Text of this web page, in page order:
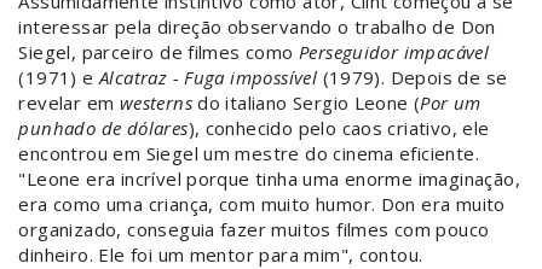
interessar pela direção observando o trabalho de Don
Siegel, parceiro de filmes como Perseguidor impacável
(1971) eAlcatraz - Fuga impossível (1979). Depois de se
revelar em westernsdo italiano Sergio Leone (Por um
punhado de dólares), conhecido pelo caos criativo, ele
encontrou em Siegel um mestre do cinema eficiente.
"Leone era incrível porque tinha uma enorme imaginação,
era como uma criança, com muito humor. Don era muito
organizado, conseguia fazer muitos filmes com pouco
dinheiro. Ele foi um mentor para mim", contou.